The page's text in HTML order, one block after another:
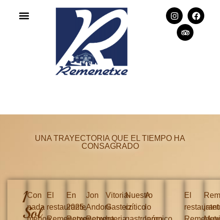
UNA TRAYECTORIA QUE EL TIEMPO HA
CONSAGRADO
1
Sol
Con
nada
El
restaurante
En
2025,
Jon
Andoni
Vitoria-
Gasteiz
Nuestro
crítico
A
lo
El